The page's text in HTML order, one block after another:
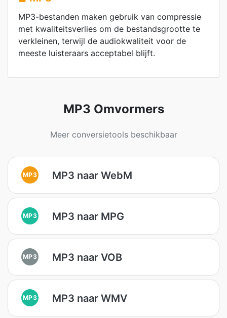
MP3-bestanden maken gebruik van compressie
met kwaliteitsverlies om de bestandsgrootte te
verkleinen, terwijl de audiokwaliteit voor de
meeste luisteraars acceptabel blijft.
MP3 Omvormers
Meer conversietools beschikbaar
MP3 MP3 naar WebM
MP3 MP3 naar MPG
MP3 MP3 naar VOB
MP3 MP3 naar WMV